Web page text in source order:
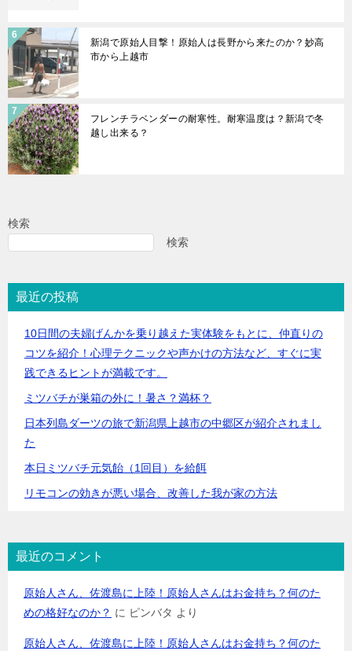
新潟で原始人目撃！原始人は長野から来たのか？妙高
市から上越市
フレンチラベンダーの耐寒性。耐寒温度は？新潟で冬
越し出来る？
検索
検索
最近の投稿
10日間の夫婦げんかを乗り越えた実体験をもとに、仲直りの
コツを紹介！心理テクニックや声かけの方法など、すぐに実
践できるヒントが満載です。
ミツバチが巣箱の外に！暑さ？満杯？
日本列島ダーツの旅で新潟県上越市の中郷区が紹介されまし
た
本日ミツバチ元気飴（1回目）を給餌
リモコンの効きが悪い場合、改善した我が家の方法
最近のコメント
原始人さん、佐渡島に上陸！原始人さんはお金持ち？何のた
めの格好なのか？ に ピンバタ より
原始人さん、佐渡島に上陸！原始人さんはお金持ち？何のた